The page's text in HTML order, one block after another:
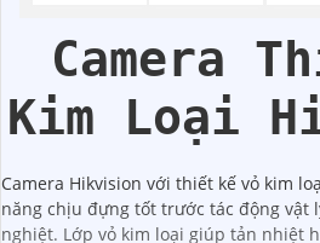
Camera
Kim Loại
Camera Hikvision với thiết kế vỏ kim
năng chịu đựng tốt trước tác động vật
nghiệt. Lớp vỏ kim loại giúp tản nhiệt